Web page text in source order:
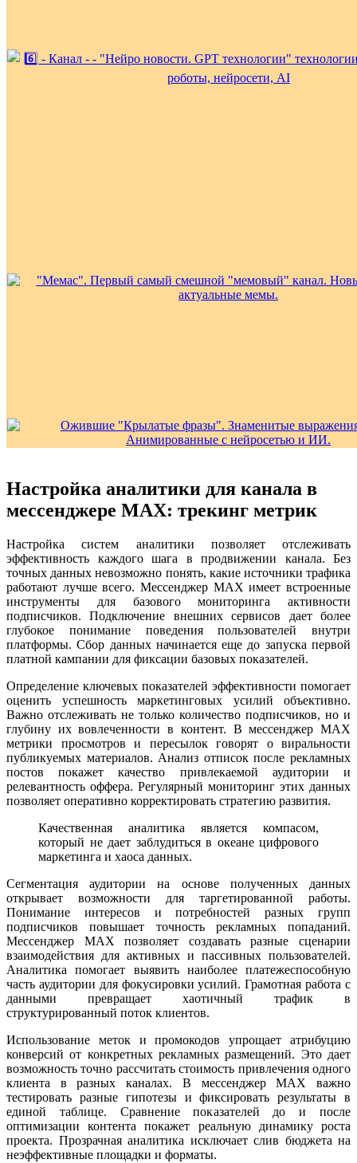
Настройка аналитики для канала в
мессенджере MAX: трекинг метрик
Настройка систем аналитики позволяет отслеживать
эффективность каждого шага в продвижении канала. Без
точных данных невозможно понять, какие источники трафика
работают лучше всего. Мессенджер MAX имеет встроенные
инструменты для базового мониторинга активности
подписчиков. Подключение внешних сервисов дает более
глубокое понимание поведения пользователей внутри
платформы. Сбор данных начинается еще до запуска первой
платной кампании для фиксации базовых показателей.
Определение ключевых показателей эффективности помогает
оценить успешность маркетинговых усилий объективно.
Важно отслеживать не только количество подписчиков, но и
глубину их вовлеченности в контент. В мессенджер MAX
метрики просмотров и пересылок говорят о виральности
публикуемых материалов. Анализ отписок после рекламных
постов покажет качество привлекаемой аудитории и
релевантность оффера. Регулярный мониторинг этих данных
позволяет оперативно корректировать стратегию развития.
Качественная аналитика является компасом,
который не дает заблудиться в океане цифрового
маркетинга и хаоса данных.
Сегментация аудитории на основе полученных данных
открывает возможности для таргетированной работы.
Понимание интересов и потребностей разных групп
подписчиков повышает точность рекламных попаданий.
Мессенджер MAX позволяет создавать разные сценарии
взаимодействия для активных и пассивных пользователей.
Аналитика помогает выявить наиболее платежеспособную
часть аудитории для фокусировки усилий. Грамотная работа с
данными превращает хаотичный трафик в
структурированный поток клиентов.
Использование меток и промокодов упрощает атрибуцию
конверсий от конкретных рекламных размещений. Это дает
возможность точно рассчитать стоимость привлечения одного
клиента в разных каналах. В мессенджер MAX важно
тестировать разные гипотезы и фиксировать результаты в
единой таблице. Сравнение показателей до и после
оптимизации контента покажет реальную динамику роста
проекта. Прозрачная аналитика исключает слив бюджета на
неэффективные площадки и форматы.